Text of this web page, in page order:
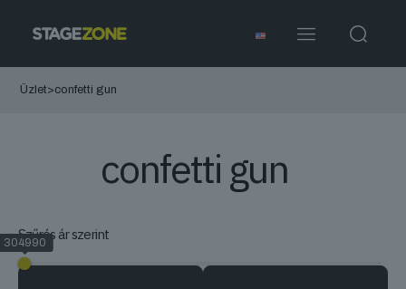
Üzlet>confetti gun
confetti gun
Szűrés ár szerint
304990
304990